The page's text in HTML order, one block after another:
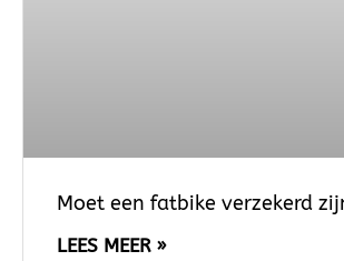
Moet een fatbike verzekerd
LEES MEER »